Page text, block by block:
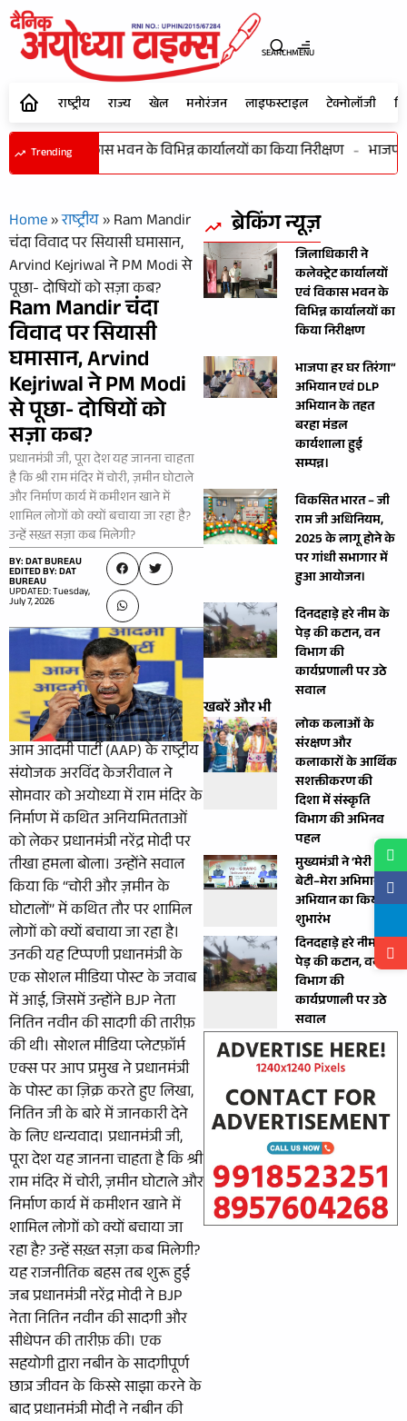
SEARCHMENU
राष्ट्रीय राज्य खेल मनोरंजन लाइफस्टाइल टेक्नोलॉजी
Trending
एवं विकास भवन के विभिन्न कार्यालयों का किया निरीक्षण -
Home»राष्ट्रीय»Ram Mandir
चंदा विवाद पर सियासी घमासान,
Arvind Kejriwal ने PM Modi से
पूछा- दोषियों को सज़ा कब?
Ram Mandir चंदा
विवाद पर सियासी
घमासान, Arvind
Kejriwal ने PM Modi
से पूछा- दोषियों को
सज़ा कब?
प्रधानमंत्री जी, पूरा देश यह जानना चाहता
है कि श्री राम मंदिर में चोरी, ज़मीन घोटाले
और निर्माण कार्य में कमीशन खाने में
शामिल लोगों को क्यों बचाया जा रहा है?
उन्हें सख़्त सज़ा कब मिलेगी?
BY: DAT BUREAU
EDITED BY: DAT
BUREAU
UPDATED: Tuesday,
July 7, 2026
आम आदमी पार्टी (AAP) के राष्ट्रीय
संयोजक अरविंद केजरीवाल ने
सोमवार को अयोध्या में राम मंदिर के
निर्माण में कथित अनियमितताओं
को लेकर प्रधानमंत्री नरेंद्र मोदी पर
तीखा हमला बोला। उन्होंने सवाल
किया कि “चोरी और ज़मीन के
घोटालों” में कथित तौर पर शामिल
लोगों को क्यों बचाया जा रहा है।
उनकी यह टिप्पणी प्रधानमंत्री के
एक सोशल मीडिया पोस्ट के जवाब
में आई, जिसमें उन्होंने BJP नेता
नितिन नवीन की सादगी की तारीफ़
की थी। सोशल मीडिया प्लेटफ़ॉर्म
एक्स पर आप प्रमुख ने प्रधानमंत्री
के पोस्ट का ज़िक्र करते हुए लिखा,
नितिन जी के बारे में जानकारी देने
के लिए धन्यवाद। प्रधानमंत्री जी,
पूरा देश यह जानना चाहता है कि श्री
राम मंदिर में चोरी, ज़मीन घोटाले और
निर्माण कार्य में कमीशन खाने में
शामिल लोगों को क्यों बचाया जा
रहा है? उन्हें सख़्त सज़ा कब मिलेगी?
यह राजनीतिक बहस तब शुरू हुई
जब प्रधानमंत्री नरेंद्र मोदी ने BJP
नेता नितिन नवीन की सादगी और
सीधेपन की तारीफ़ की। एक
सहयोगी द्वारा नबीन के सादगीपूर्ण
छात्र जीवन के किस्से साझा करने के
बाद प्रधानमंत्री मोदी ने नबीन की
ब्रेकिंग न्यूज़
जिलाधिकारी ने
कलेक्ट्रेट कार्यालयों
एवं विकास भवन के
विभिन्न कार्यालयों का
किया निरीक्षण
भाजपा हर घर तिरंगा”
अभियान एवं DLP
अभियान के तहत
बरहा मंडल
कार्यशाला हुई
सम्पन्न।
विकसित भारत – जी
राम जी अधिनियम,
2025 के लागू होने के
पर गांधी सभागार में
हुआ आयोजन।
दिनदहाड़े हरे नीम के
पेड़ की कटान, वन
विभाग की
कार्यप्रणाली पर उठे
सवाल
खबरें और भी
लोक कलाओं के
संरक्षण और
कलाकारों के आर्थिक
सशक्तीकरण की
दिशा में संस्कृति
विभाग की अभिनव
पहल
मुख्यमंत्री ने ‘मेरी
बेटी–मेरा अभिमान’
अभियान का किया
शुभारंभ
दिनदहाड़े हरे नीम के
पेड़ की कटान, वन
विभाग की
कार्यप्रणाली पर उठे
सवाल